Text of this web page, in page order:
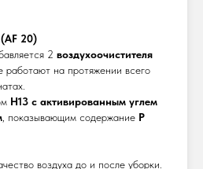
20)
2 воздухоочистителя
работают на протяжении всего
H13 с активированным углем
, показывающим содержание P
воздуха до и после уборки.